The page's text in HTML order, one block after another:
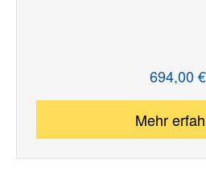
694,00
Mehr